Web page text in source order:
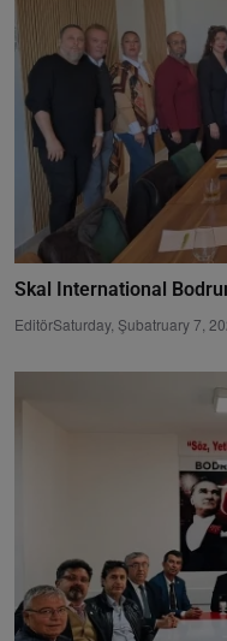
Skal International
EditörSaturday, Şubatruary 7,